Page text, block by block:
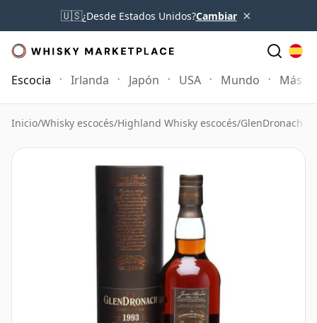
🇺🇸¿Desde Estados Unidos?Cambiar ×
Escocia Irlanda Japón USA Mundo Más
Inicio/Whisky escocés/Highland Whisky escocés/GlenDronach